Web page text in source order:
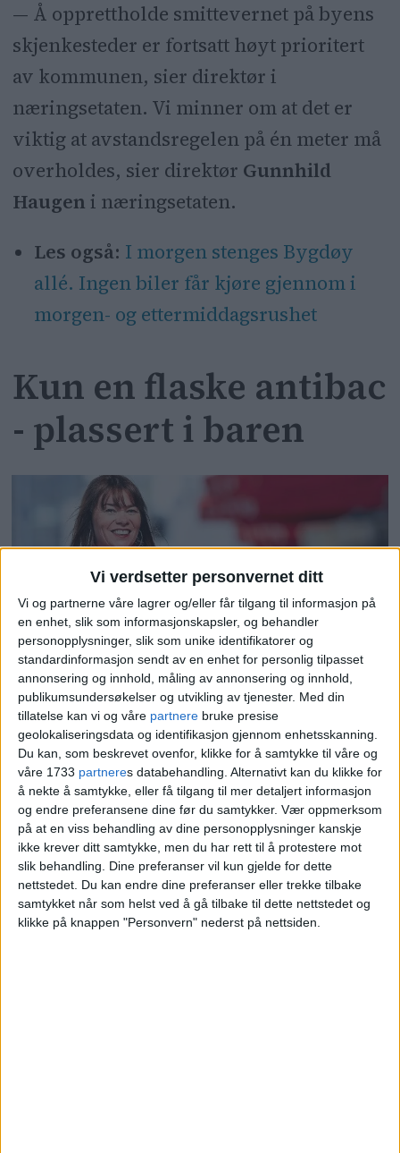
Vi verdsetter personvernet ditt
Vi og partnerne våre lagrer og/eller får tilgang til informasjon på
en enhet, slik som informasjonskapsler, og behandler
personopplysninger, slik som unike identifikatorer og
standardinformasjon sendt av en enhet for personlig tilpasset
annonsering og innhold, måling av annonsering og innhold,
publikumsundersøkelser og utvikling av tjenester. Med din
tillatelse kan vi og våre partnere bruke presise
geolokaliseringsdata og identifikasjon gjennom enhetsskanning.
Du kan, som beskrevet ovenfor, klikke for å samtykke til våre og
våre 1733 partneres databehandling. Alternativt kan du klikke for
å nekte å samtykke, eller få tilgang til mer detaljert informasjon
og endre preferansene dine før du samtykker. Vær oppmerksom
på at en viss behandling av dine personopplysninger kanskje
ikke krever ditt samtykke, men du har rett til å protestere mot
slik behandling. Dine preferanser vil kun gjelde for dette
nettstedet. Du kan endre dine preferanser eller trekke tilbake
samtykket når som helst ved å gå tilbake til dette nettstedet og
klikke på knappen "Personvern" nederst på nettsiden.
— Å opprettholde smittevernet på byens
skjenkesteder er fortsatt høyt prioritert
av kommunen, sier direktør i
næringsetaten. Vi minner om at det er
viktig at avstandsregelen på én meter må
overholdes, sier direktør Gunnhild
Haugen i næringsetaten.
Les også: I morgen stenges Bygdøy
allé. Ingen biler får kjøre gjennom i
morgen- og ettermiddagsrushet
Kun en flaske antibac
- plassert i baren
Direktør i næringsetaten, Gunnhild Haugen
Oslo kommune / næringsetaten
VedVålerenga bari Åkerbergveien var
smittevern ikke overholdt, mener
kontrollørene fra næringsetaten.
— Det eneste kontrollørene kunne